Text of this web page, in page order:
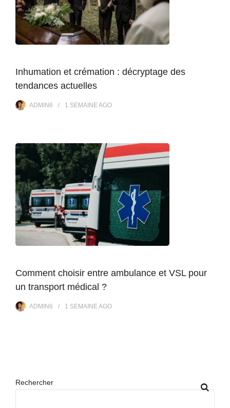
Inhumation et crémation : décryptage des
tendances actuelles
ADMIN6 1 SEMAINE AGO
Comment choisir entre ambulance et VSL pour
un transport médical ?
ADMIN6 1 SEMAINE AGO
Rechercher